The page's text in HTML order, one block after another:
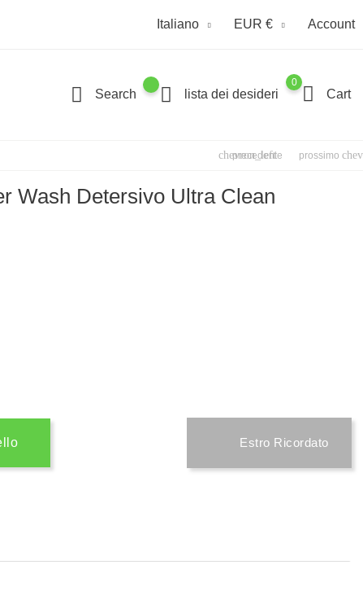
Italiano EUR € Account
Search lista dei desideri
0
Cart
chevron_left
precedente prossimo
Wash Detersivo Ultra Clean
Estro Ricordato